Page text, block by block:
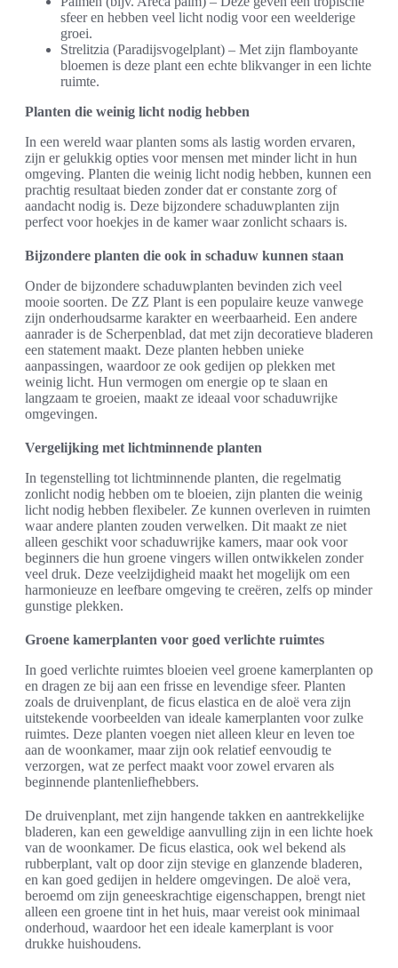
sfeer en hebben veel licht nodig voor een weelderige
groei.
Strelitzia (Paradijsvogelplant) – Met zijn flamboyante
bloemen is deze plant een echte blikvanger in een lichte
ruimte.
Planten die weinig licht nodig hebben
In een wereld waar planten soms als lastig worden ervaren,
zijn er gelukkig opties voor mensen met minder licht in hun
omgeving. Planten die weinig licht nodig hebben, kunnen een
prachtig resultaat bieden zonder dat er constante zorg of
aandacht nodig is. Deze bijzondere schaduwplanten zijn
perfect voor hoekjes in de kamer waar zonlicht schaars is.
Bijzondere planten die ook in schaduw kunnen staan
Onder de bijzondere schaduwplanten bevinden zich veel
mooie soorten. De ZZ Plant is een populaire keuze vanwege
zijn onderhoudsarme karakter en weerbaarheid. Een andere
aanrader is de Scherpenblad, dat met zijn decoratieve bladeren
een statement maakt. Deze planten hebben unieke
aanpassingen, waardoor ze ook gedijen op plekken met
weinig licht. Hun vermogen om energie op te slaan en
langzaam te groeien, maakt ze ideaal voor schaduwrijke
omgevingen.
Vergelijking met lichtminnende planten
In tegenstelling tot lichtminnende planten, die regelmatig
zonlicht nodig hebben om te bloeien, zijn planten die weinig
licht nodig hebben flexibeler. Ze kunnen overleven in ruimten
waar andere planten zouden verwelken. Dit maakt ze niet
alleen geschikt voor schaduwrijke kamers, maar ook voor
beginners die hun groene vingers willen ontwikkelen zonder
veel druk. Deze veelzijdigheid maakt het mogelijk om een
harmonieuze en leefbare omgeving te creëren, zelfs op minder
gunstige plekken.
Groene kamerplanten voor goed verlichte ruimtes
In goed verlichte ruimtes bloeien veel groene kamerplanten op
en dragen ze bij aan een frisse en levendige sfeer. Planten
zoals de druivenplant, de ficus elastica en de aloë vera zijn
uitstekende voorbeelden van ideale kamerplanten voor zulke
ruimtes. Deze planten voegen niet alleen kleur en leven toe
aan de woonkamer, maar zijn ook relatief eenvoudig te
verzorgen, wat ze perfect maakt voor zowel ervaren als
beginnende plantenliefhebbers.
De druivenplant, met zijn hangende takken en aantrekkelijke
bladeren, kan een geweldige aanvulling zijn in een lichte hoek
van de woonkamer. De ficus elastica, ook wel bekend als
rubberplant, valt op door zijn stevige en glanzende bladeren,
en kan goed gedijen in heldere omgevingen. De aloë vera,
beroemd om zijn geneeskrachtige eigenschappen, brengt niet
alleen een groene tint in het huis, maar vereist ook minimaal
onderhoud, waardoor het een ideale kamerplant is voor
drukke huishoudens.